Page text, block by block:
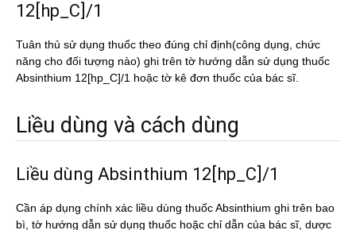
12[hp_C]/1
Tuân thủ sử dụng thuốc theo đúng chỉ định(công dụng, chức
năng cho đối tượng nào) ghi trên tờ hướng dẫn sử dụng thuốc
Absinthium 12[hp_C]/1 hoặc tờ kê đơn thuốc của bác sĩ.
Liều dùng và cách dùng
Liều dùng Absinthium 12[hp_C]/1
Cần áp dụng chính xác liều dùng thuốc Absinthium ghi trên bao
bì, tờ hướng dẫn sử dụng thuốc hoặc chỉ dẫn của bác sĩ, dược